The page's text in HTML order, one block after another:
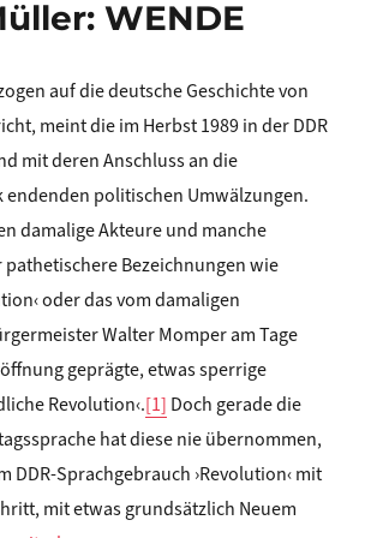
WENDE
auf die deutsche Geschichte von
meint die im Herbst 1989 in der DDR
mit deren Anschluss an die
politischen Umwälzungen.
damalige Akteure und manche
Bezeichnungen wie
oder das vom damaligen
Walter Momper am Tage
geprägte, etwas sperrige
Revolution‹.[1] Doch gerade die
hat diese nie übernommen,
DDR-Sprachgebrauch ›Revolution‹ mit
mit etwas grundsätzlich Neuem